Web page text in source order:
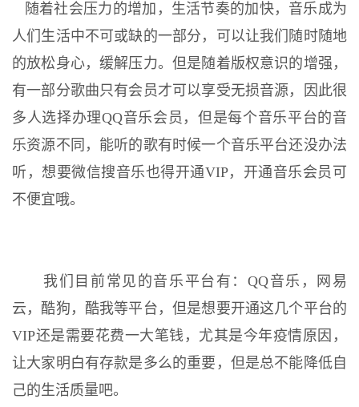
随着社会压力的增加，生活节奏的加快，音乐成为
人们生活中不可或缺的一部分，可以让我们随时随地
的放松身心，缓解压力。但是随着版权意识的增强，
有一部分歌曲只有会员才可以享受无损音源，因此很
多人选择办理QQ音乐会员，但是每个音乐平台的音
乐资源不同，能听的歌有时候一个音乐平台还没办法
听，想要微信搜音乐也得开通VIP，开通音乐会员可
不便宜哦。
我们目前常见的音乐平台有：QQ音乐，网易
云，酷狗，酷我等平台，但是想要开通这几个平台的
VIP还是需要花费一大笔钱，尤其是今年疫情原因，
让大家明白有存款是多么的重要，但是总不能降低自
己的生活质量吧。